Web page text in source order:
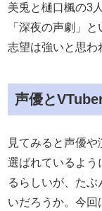
美兎と樋口楓の3
「深夜の声劇」
志望は強いと思わ
声優と
見てみると声優
選ばれているよう
るらしいが、た
いだろうか。今